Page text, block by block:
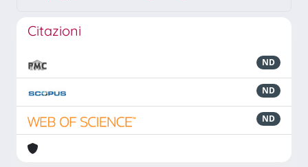
Citazioni
ND
ND
ND